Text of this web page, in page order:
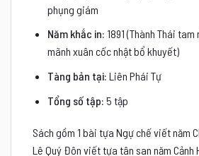
phụng giám
Năm khắc in: 1891 (Thành Thái
mãnh xuân cốc nhật bổ khuyết)
Tàng bản tại: Liên Phái Tự
Tổng số tập: 5 tập
Sách gồm 1 bài tựa Ngự chế viết năm
Lê Quý Đôn viết tựa tân san năm Cảnh